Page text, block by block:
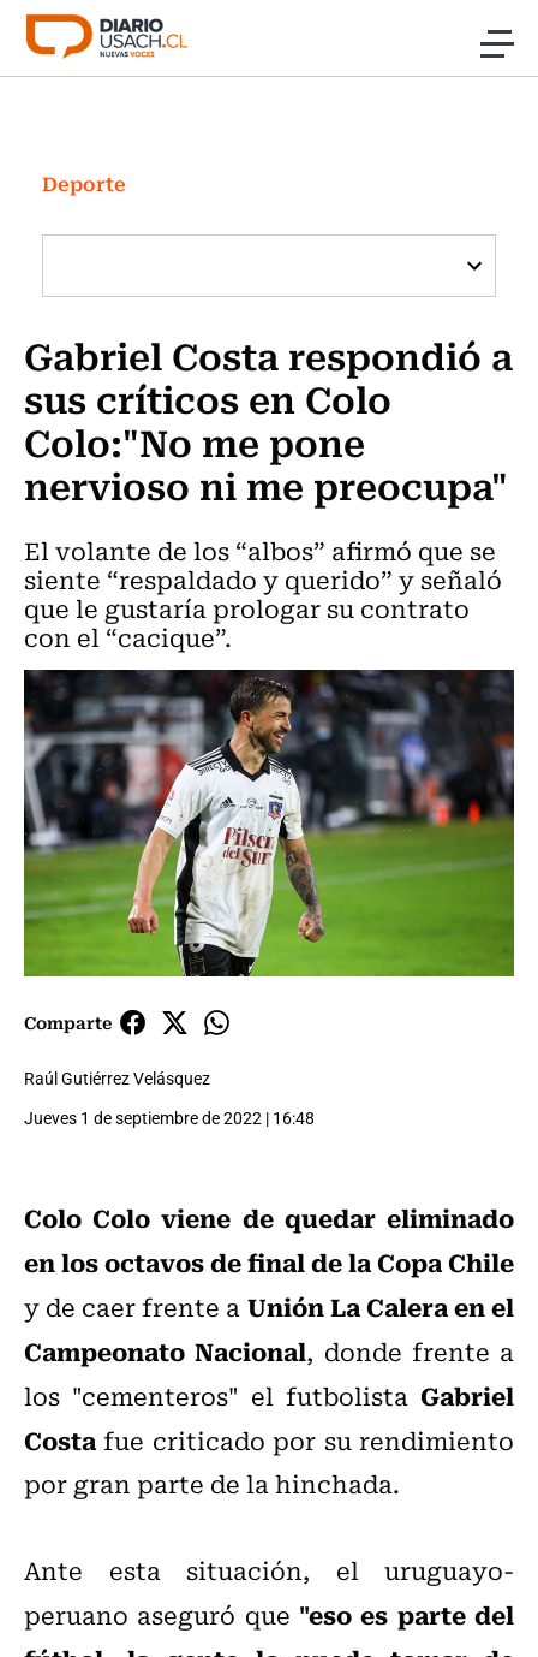
Click acá para ir directamente al contenido
Investigación
Cultura
Programas Radio y TV Usach
Deporte
Gabriel Costa respondió a
sus críticos en Colo
Colo:"No me pone
nervioso ni me preocupa"
El volante de los “albos” afirmó que se
siente “respaldado y querido” y señaló
que le gustaría prologar su contrato
con el “cacique”.
Comparte
Raúl Gutiérrez Velásquez
Jueves 1 de septiembre de 2022 | 16:48
Colo Colo viene de quedar eliminado
en los octavos de final de la Copa Chile
y de caer frente aUnión La Calera en el
Campeonato Nacional, donde frente a
los "cementeros" el futbolista Gabriel
Costafue criticado por su rendimiento
por gran parte de la hinchada.
Ante esta situación, el uruguayo-
peruano aseguró que "eso es parte del